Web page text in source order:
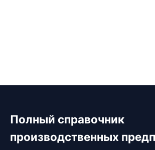
Полный справочник
производственных